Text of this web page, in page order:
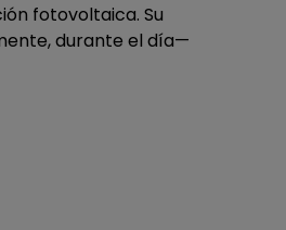
fotovoltaica. Su
durante el día—